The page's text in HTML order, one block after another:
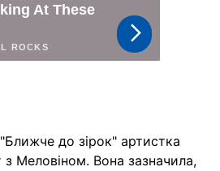
до зірок" артистка
з Меловіном. Вона зазначила,